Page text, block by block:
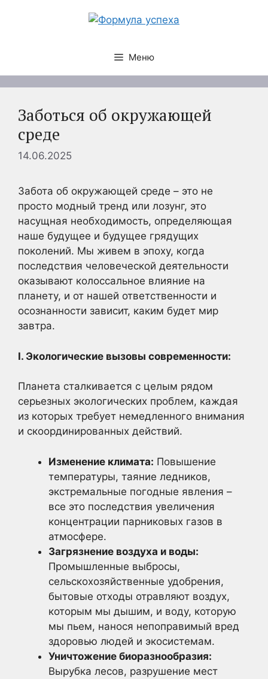
Меню
Заботься об окружающей
среде
14.06.2025
Забота об окружающей среде – это не
просто модный тренд или лозунг, это
насущная необходимость, определяющая
наше будущее и будущее грядущих
поколений. Мы живем в эпоху, когда
последствия человеческой деятельности
оказывают колоссальное влияние на
планету, и от нашей ответственности и
осознанности зависит, каким будет мир
завтра.
I. Экологические вызовы современности:
Планета сталкивается с целым рядом
серьезных экологических проблем, каждая
из которых требует немедленного внимания
и скоординированных действий.
Изменение климата: Повышение
температуры, таяние ледников,
экстремальные погодные явления –
все это последствия увеличения
концентрации парниковых газов в
атмосфере.
Загрязнение воздуха и воды:
Промышленные выбросы,
сельскохозяйственные удобрения,
бытовые отходы отравляют воздух,
которым мы дышим, и воду, которую
мы пьем, нанося непоправимый вред
здоровью людей и экосистемам.
Уничтожение биоразнообразия:
Вырубка лесов, разрушение мест